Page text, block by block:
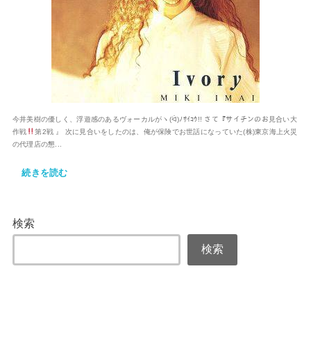
今井美樹の優しく、浮遊感のあるヴォーカルがヽ(ᐛ)ﾉｻｲｺｳ!! さて『サイチンのお見合い大
作戦
第2戦 』 次に見合いをしたのは、俺が保険でお世話になっていた(株)東京海上火災
の代理店の懇...
続きを読む
検索
検索